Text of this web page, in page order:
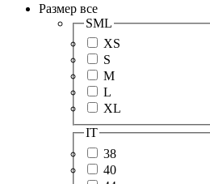
Размер все
SML
XS
S
M
L
XL
IT
38
40